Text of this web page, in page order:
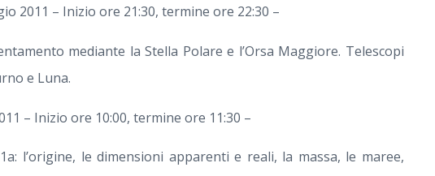
2011 – Inizio ore 21:30, termine ore 22:30 –
mediante la Stella Polare e l’Orsa Maggiore. Telescopi
e Luna.
– Inizio ore 10:00, termine ore 11:30 –
l’origine, le dimensioni apparenti e reali, la massa, le maree,